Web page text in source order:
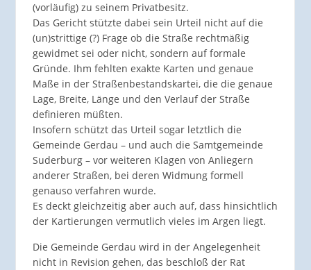
(vorläufig) zu seinem Privatbesitz.
Das Gericht stützte dabei sein Urteil nicht auf die
(un)strittige (?) Frage ob die Straße rechtmäßig
gewidmet sei oder nicht, sondern auf formale
Gründe. Ihm fehlten exakte Karten und genaue
Maße in der Straßenbestandskartei, die die genaue
Lage, Breite, Länge und den Verlauf der Straße
definieren müßten.
Insofern schützt das Urteil sogar letztlich die
Gemeinde Gerdau – und auch die Samtgemeinde
Suderburg – vor weiteren Klagen von Anliegern
anderer Straßen, bei deren Widmung formell
genauso verfahren wurde.
Es deckt gleichzeitig aber auch auf, dass hinsichtlich
der Kartierungen vermutlich vieles im Argen liegt.
Die Gemeinde Gerdau wird in der Angelegenheit
nicht in Revision gehen, das beschloß der Rat